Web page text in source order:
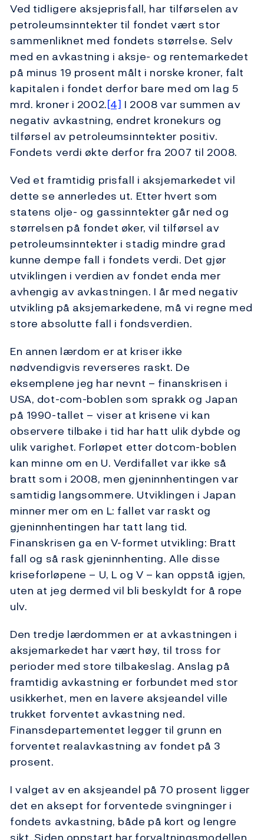
Ved tidligere aksjeprisfall, har tilførselen av
petroleumsinntekter til fondet vært stor
sammenliknet med fondets størrelse. Selv
med en avkastning i aksje- og rentemarkedet
på minus 19 prosent målt i norske kroner, falt
kapitalen i fondet derfor bare med om lag 5
mrd. kroner i 2002.[4] I 2008 var summen av
negativ avkastning, endret kronekurs og
tilførsel av petroleumsinntekter positiv.
Fondets verdi økte derfor fra 2007 til 2008.
Ved et framtidig prisfall i aksjemarkedet vil
dette se annerledes ut. Etter hvert som
statens olje- og gassinntekter går ned og
størrelsen på fondet øker, vil tilførsel av
petroleumsinntekter i stadig mindre grad
kunne dempe fall i fondets verdi. Det gjør
utviklingen i verdien av fondet enda mer
avhengig av avkastningen. I år med negativ
utvikling på aksjemarkedene, må vi regne med
store absolutte fall i fondsverdien.
En annen lærdom er at kriser ikke
nødvendigvis reverseres raskt. De
eksemplene jeg har nevnt – finanskrisen i
USA, dot-com-boblen som sprakk og Japan
på 1990-tallet – viser at krisene vi kan
observere tilbake i tid har hatt ulik dybde og
ulik varighet. Forløpet etter dotcom-boblen
kan minne om en U. Verdifallet var ikke så
bratt som i 2008, men gjeninnhentingen var
samtidig langsommere. Utviklingen i Japan
minner mer om en L: fallet var raskt og
gjeninnhentingen har tatt lang tid.
Finanskrisen ga en V-formet utvikling: Bratt
fall og så rask gjeninnhenting. Alle disse
kriseforløpene – U, L og V – kan oppstå igjen,
uten at jeg dermed vil bli beskyldt for å rope
ulv.
Den tredje lærdommen er at avkastningen i
aksjemarkedet har vært høy, til tross for
perioder med store tilbakeslag. Anslag på
framtidig avkastning er forbundet med stor
usikkerhet, men en lavere aksjeandel ville
trukket forventet avkastning ned.
Finansdepartementet legger til grunn en
forventet realavkastning av fondet på 3
prosent.
I valget av en aksjeandel på 70 prosent ligger
det en aksept for forventede svingninger i
fondets avkastning, både på kort og lengre